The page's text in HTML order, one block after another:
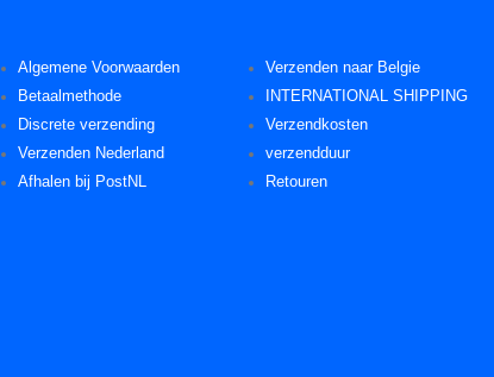
Algemene Voorwaarden
Betaalmethode
Discrete verzending
Verzenden Nederland
Afhalen bij PostNL
Verzenden naar Belgie
INTERNATIONAL SHIPPING
Verzendkosten
verzendduur
Retouren